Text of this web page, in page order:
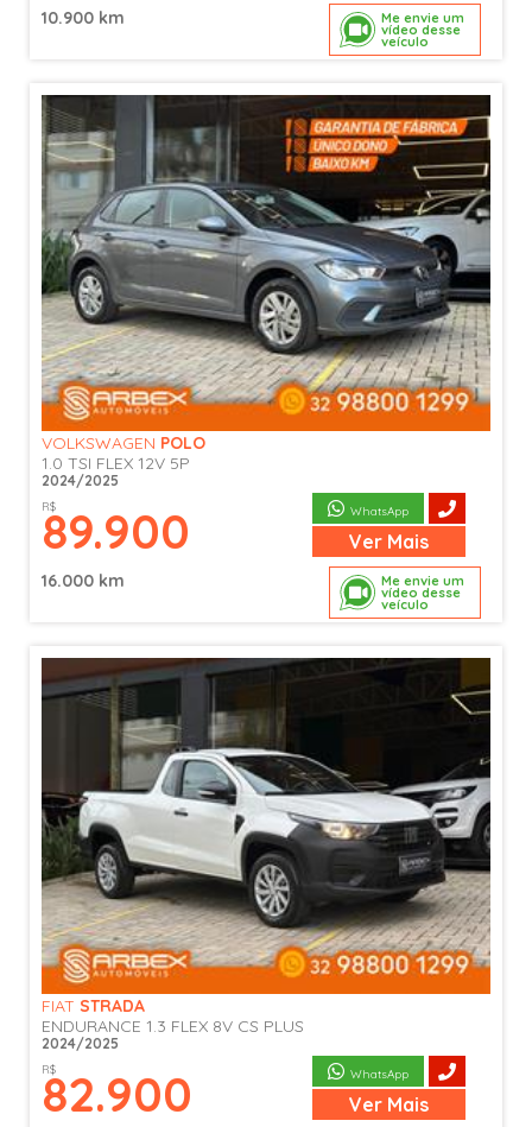
Me envie um
vídeo desse
veículo
10.900 km
Me envie um
vídeo desse
veículo
VOLKSWAGEN POLO
1.0 TSI FLEX 12V 5P
2024/2025
R$
89.900 WhatsApp
Ver Mais
16.000 km
FIAT STRADA
ENDURANCE 1.3 FLEX 8V CS PLUS
2024/2025
R$
82.900 WhatsApp
Ver Mais